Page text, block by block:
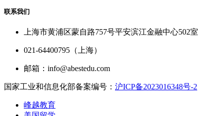
联系我们
上海市黄浦区蒙自路757号平安滨江金融中心502室
021-64400795（上海）
邮箱：info@abestedu.com
国家工业和信息化部备案编号： 沪ICP备2023016348号-2
峰越教育